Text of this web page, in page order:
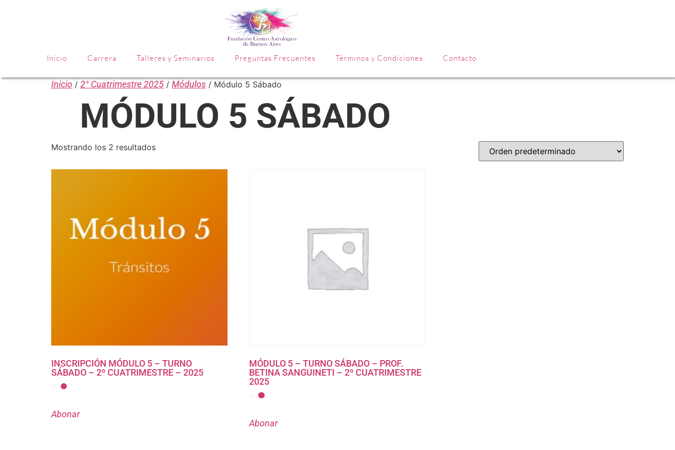
Inicio Carrera Talleres y Seminarios Preguntas Frecuentes Términos y Condiciones Contacto
Inicio / 2° Cuatrimestre 2025 / Módulos / Módulo 5 Sábado
MÓDULO 5 SÁBADO
Mostrando los 2 resultados
INSCRIPCIÓN MÓDULO 5 – TURNO
SÁBADO – 2º CUATRIMESTRE – 2025
Abonar
MÓDULO 5 – TURNO SÁBADO – PROF.
BETINA SANGUINETI – 2º CUATRIMESTRE
2025
Abonar